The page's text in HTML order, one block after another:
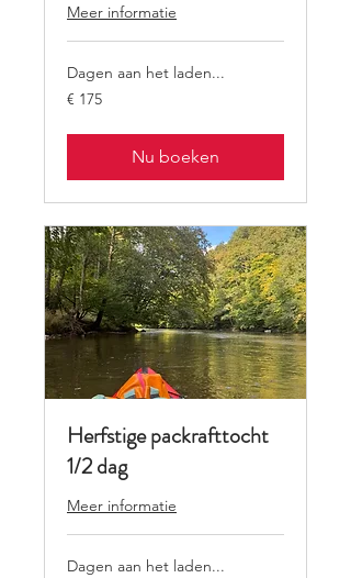
Meer informatie
Dagen aan het laden...
175
euro
€ 175
Nu boeken
Herfstige packrafttocht
1/2 dag
Meer informatie
Dagen aan het laden...